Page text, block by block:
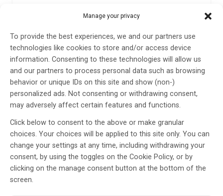
Manage your privacy
To provide the best experiences, we and our partners use
technologies like cookies to store and/or access device
information. Consenting to these technologies will allow us
and our partners to process personal data such as browsing
behavior or unique IDs on this site and show (non-)
personalized ads. Not consenting or withdrawing consent,
may adversely affect certain features and functions.
Click below to consent to the above or make granular
choices. Your choices will be applied to this site only. You can
change your settings at any time, including withdrawing your
consent, by using the toggles on the Cookie Policy, or by
clicking on the manage consent button at the bottom of the
screen.
For You With You ADHD är en app för kommunikation
mellan vuxna med ADHD och vården, ett resultatet av
ett samarbete mellan KI, Region Stockholm & Takeda.
LÄS MER...
Förändringar i vården för
smärta, utmattning och ME/CFS
Region Stockholm
23 feb 2023